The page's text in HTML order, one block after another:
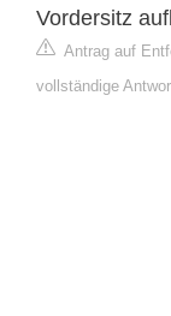
Vordersitz
Antrag auf
vollständige